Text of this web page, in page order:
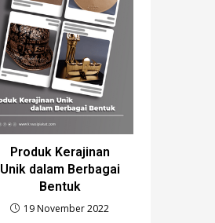
Produk Kerajinan
Unik dalam Berbagai
Bentuk
19 November 2022